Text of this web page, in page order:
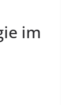
im